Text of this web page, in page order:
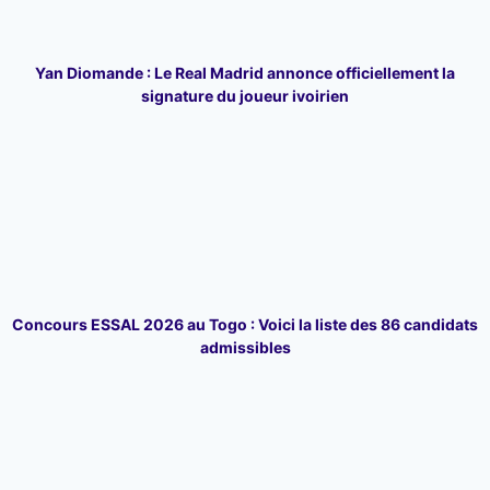
Yan Diomande : Le Real Madrid annonce officiellement la
signature du joueur ivoirien
Concours ESSAL 2026 au Togo : Voici la liste des 86 candidats
admissibles